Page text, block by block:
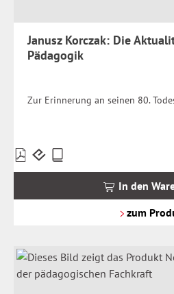
Janusz Korczak: Die
Pädagogik
Zur Erinnerung an seinen 80.
Preise
inkl.
In den
zum